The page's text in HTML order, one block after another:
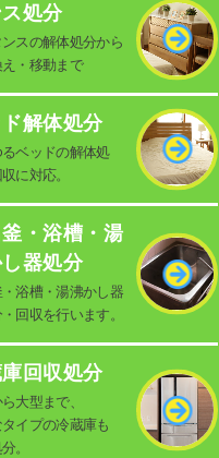
処分
スの解体処分から
・移動まで
解体処分
ベッドの解体処
に対応。
・浴槽・湯
器処分
浴槽・湯沸かし器
回収を行います。
回収処分
大型まで、
タイプの冷蔵庫も
。